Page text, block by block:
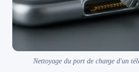
Nettoyage du port de charge d'un